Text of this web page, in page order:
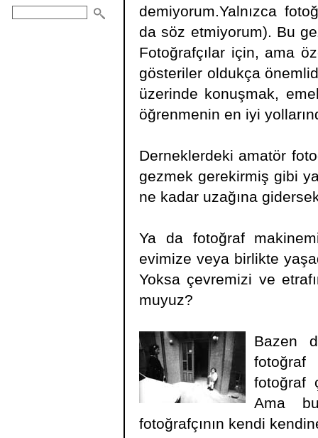
demiyorum.Yalnızca
da söz etmiyorum). Bu
Fotoğrafçılar için, ama
gösteriler oldukça
üzerinde konuşmak,
öğrenmenin en iyi
Derneklerdeki amatör
gezmek gerekirmiş gibi
ne kadar uzağına
Ya da fotoğraf
evimize veya birlikte
Yoksa çevremizi ve
muyuz?
Bazen
fotoğraf
Ama
fotoğrafçının kendi